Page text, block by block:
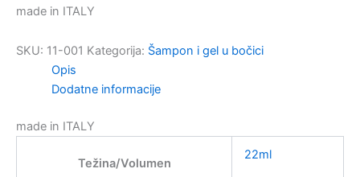
made in ITALY
SKU: 11-001 Kategorija: Šampon i gel u bočici
Opis
Dodatne informacije
made in ITALY
Težina/Volumen
22ml